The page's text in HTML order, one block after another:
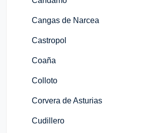
Cangas de Narcea
Castropol
Coaña
Colloto
Corvera de Asturias
Cudillero